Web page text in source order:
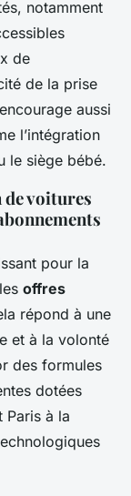
notamment
de
de la prise
aussi
l’intégration
le siège bébé.
de voitures
pour la
offres
répond à une
et à la volonté
des formules
dotées
Paris à la